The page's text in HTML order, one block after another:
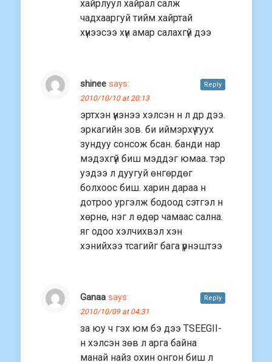
хайрлуул хайрал салж
чадхааргуй тийм хайртай
хүнээсээ хүн амар салахгүй дээ
shinee says:
2010/10/10 at 20:13
эртхэн үнэнээ хэлсэн н л др дээ.
эркагийн зов. би иймэрхүү туух
зундуу сонсож бсан. банди нар
мэдэхгүй биш мэддэг юмаа. тэр
уэдээ л дуугуй өнгөрдөг
болхоос биш. харин дараа н
дотроо ургэлж бодоод сэтгэл н
хөрнө, нэг л өдөр чамаас сална.
яг одоо хэлчихвэл хэн
хэнийхээ тсагийг бага үрнэштээ
Reply
Ganaa says:
2010/10/09 at 04:31
за юу ч гэх юм бэ дээ TSEEGII-
н хэлсэн зөв л арга байна
манай найз охин онгон биш л
Reply